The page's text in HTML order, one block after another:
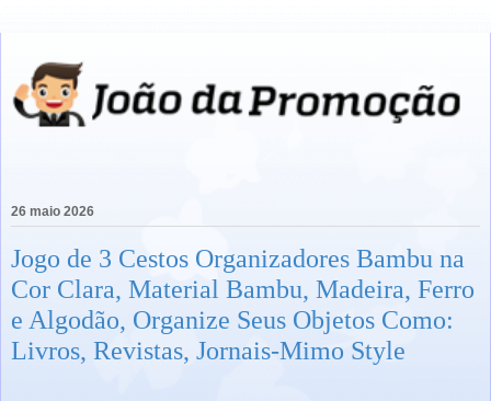
26 maio 2026
Jogo de 3 Cestos Organizadores Bambu na
Cor Clara, Material Bambu, Madeira, Ferro
e Algodão, Organize Seus Objetos Como:
Livros, Revistas, Jornais-Mimo Style